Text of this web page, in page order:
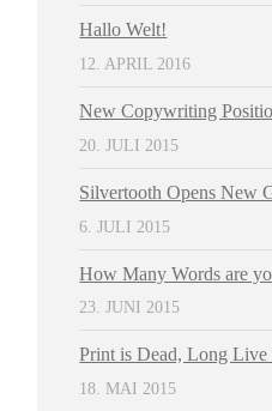
Hallo Welt!
12. APRIL 2016
New Copywriting
20. JULI 2015
Silvertooth Opens New
6. JULI 2015
How Many Words are
23. JUNI 2015
Print is Dead, Long Live
18. MAI 2015